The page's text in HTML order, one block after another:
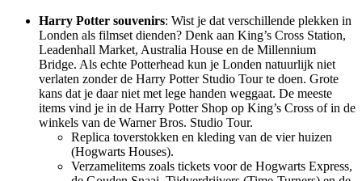
Harry Potter souvenirs: Wist je dat verschillende plekken in
Londen als filmset dienden? Denk aan King’s Cross Station,
Leadenhall Market, Australia House en de Millennium
Bridge. Als echte Potterhead kun je Londen natuurlijk niet
verlaten zonder de Harry Potter Studio Tour te doen. Grote
kans dat je daar niet met lege handen weggaat. De meeste
items vind je in de Harry Potter Shop op King’s Cross of in de
winkels van de Warner Bros. Studio Tour.
Replica toverstokken en kleding van de vier huizen
(Hogwarts Houses).
Verzamelitems zoals tickets voor de Hogwarts Express,